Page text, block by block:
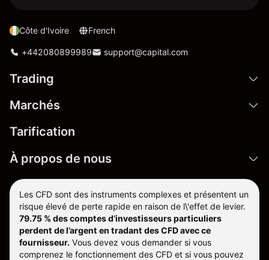
Côte d'Ivoire French
+442080899989 support@capital.com
Trading
Marchés
Tarification
À propos de nous
Les CFD sont des instruments complexes et présentent un
risque élevé de perte rapide en raison de l\'effet de levier.
79.75 % des comptes d’investisseurs particuliers
perdent de l’argent en tradant des CFD avec ce
fournisseur. Vous devez vous demander si vous
comprenez le fonctionnement des CFD et si vous pouvez